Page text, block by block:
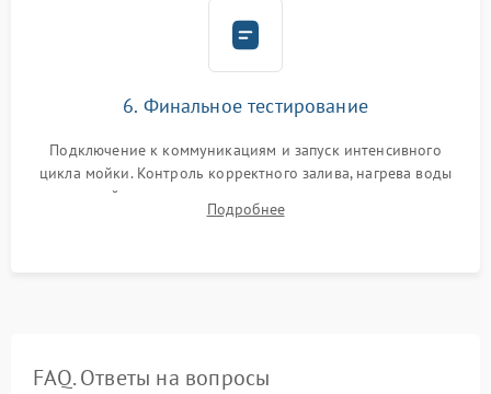
6. Финальное тестирование
Подключение к коммуникациям и запуск интенсивного
цикла мойки. Контроль корректного залива, нагрева воды
до нужной температуры, отсутствия посторонних шумов,
штатного слива и абсолютной сухости в поддоне.
Подробнее
FAQ. Ответы на вопросы